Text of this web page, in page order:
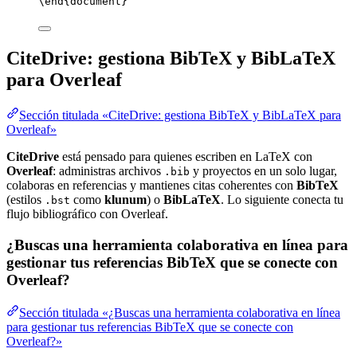
CiteDrive: gestiona BibTeX y BibLaTeX
para Overleaf
Sección titulada «CiteDrive: gestiona BibTeX y BibLaTeX para
Overleaf»
CiteDrive está pensado para quienes escriben en LaTeX con
Overleaf: administras archivos .bib y proyectos en un solo lugar,
colaboras en referencias y mantienes citas coherentes con BibTeX
(estilos .bst como klunum) o BibLaTeX. Lo siguiente conecta tu
flujo bibliográfico con Overleaf.
¿Buscas una herramienta colaborativa en línea para
gestionar tus referencias BibTeX que se conecte con
Overleaf?
Sección titulada «¿Buscas una herramienta colaborativa en línea
para gestionar tus referencias BibTeX que se conecte con
Overleaf?»